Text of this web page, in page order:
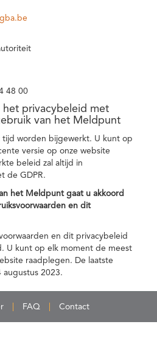
48 00
het privacybeleid met
van het Meldpunt
worden bijgewerkt. U kunt op
versie op onze website
beleid zal altijd in
de GDPR.
het Meldpunt gaat u akkoord
en dit
en dit privacybeleid
U kunt op elk moment de meest
raadplegen. De laatste
augustus 2023.
FAQ Contact